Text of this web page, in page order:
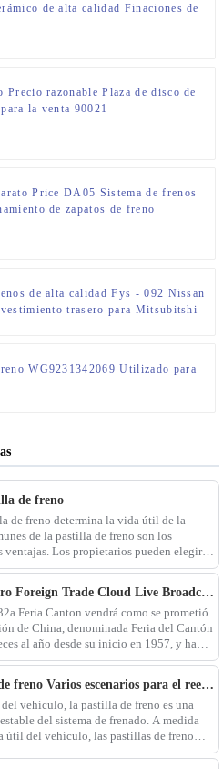
de alta calidad Finaciones de
razonable Plaza de disco de
la venta 90021
Price DA05 Sistema de frenos
de zapatos de freno
de alta calidad Fys - 092 Nissan
trasero para Mitsubitshi
WG9231342069 Utilizado para
de freno
de freno determina la vida útil de la
de la pastilla de freno son los
ventajas. Los propietarios pueden elegir
1. pastillas de freno de cerámica. En
Adversidad nueva pista ToughPro Foreign Trade Cloud Live Broadcast
Feria Canton vendrá como se prometió.
de China, denominada Feria del Cantón
al año desde su inicio en 1957, y ha
Uso y mantenimiento de discos de freno Varios escenarios para el reemplazo diario de las pastillas de freno
vehículo, la pastilla de freno es una
del sistema de frenado. A medida
útil del vehículo, las pastillas de freno
a la desgaste a largo plazo, un